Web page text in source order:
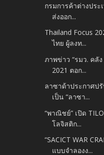
กรมการค้าต่างปร
ส่งออก...
Thailand Focus
ไทย ผู้ลงท...
ภาพข่าว “รมว. คลั
2021 ตอก...
ลาซาด้าประกาศป
เป็น “ลาซา...
“พาณิชย์” เปิด
โลจิสติก...
“SACICT WAR
แบบจำลองง...